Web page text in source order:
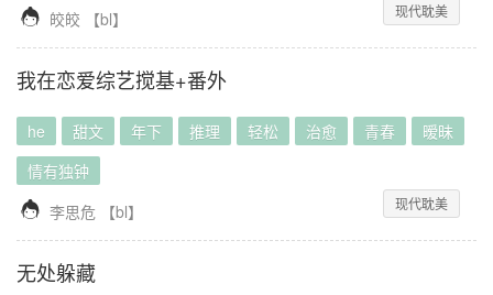
 皎皎 【bl】 现代耽美
我在恋爱综艺搅基+番外
he 甜文 年下 推理 轻松 治愈 青春
暧昧
情有独钟
 李思危 【bl】 现代耽美
无处躲藏